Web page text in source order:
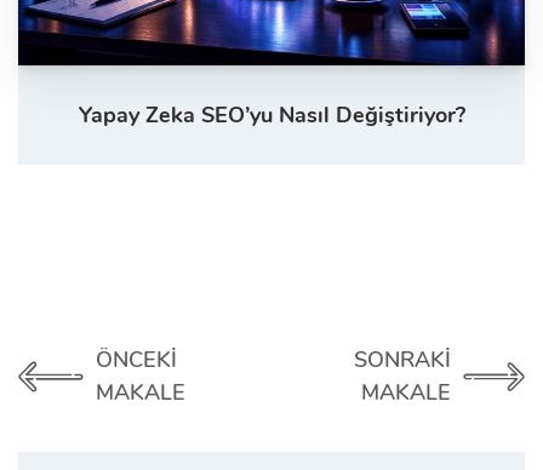
Yapay Zeka SEO’yu Nasıl Değiştiriyor?
ÖNCEKI
MAKALE
SONRAKI
MAKALE